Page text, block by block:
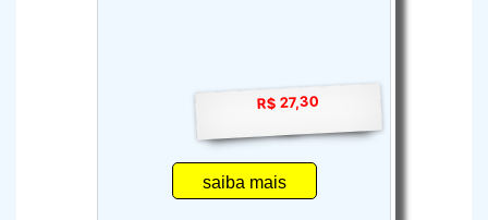
R$ 27,30
saiba mais